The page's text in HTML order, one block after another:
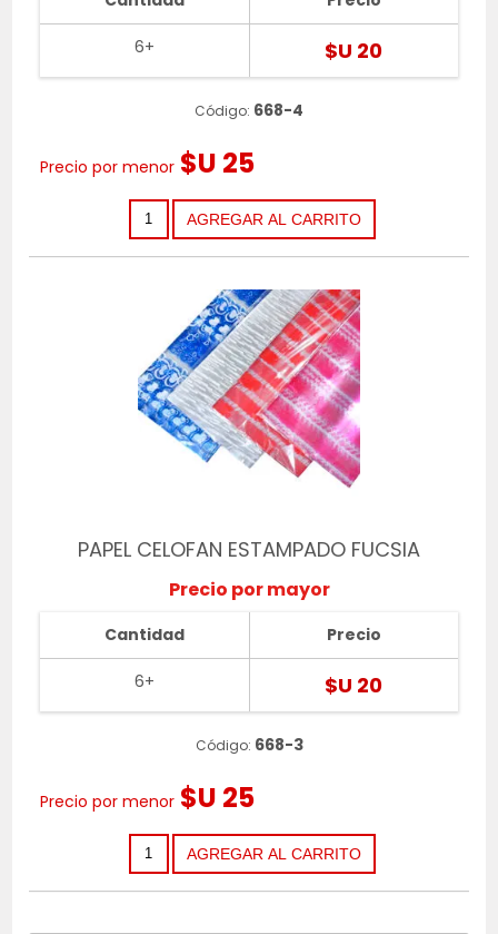
6+ $U 20
Código: 668-4
Precio por menor $U 25
PAPEL CELOFAN ESTAMPADO FUCSIA
Precio por mayor
Cantidad
6+
Precio
$U 20
Código: 668-3
Precio por menor $U 25